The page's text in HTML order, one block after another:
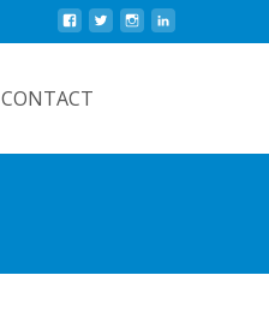
CONTACT